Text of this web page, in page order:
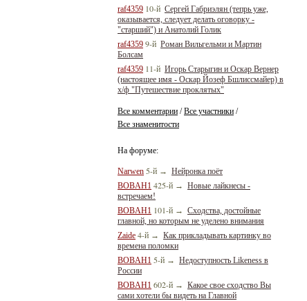
raf4359 10-й Сергей Габриэлян (тепрь уже,
оказывается, следует делать оговорку -
"старший") и Анатолий Голик
raf4359 9-й Роман Вильгельми и Мартин
Болсам
raf4359 11-й Игорь Старыгин и Оскар Вернер
(настоящее имя - Оскар Йозеф Бшлиссмайер) в
х/ф "Путешествие проклятых"
Все комментарии /Все участники /
Все знаменитости
На форуме:
Narwen 5-й → Нейронка поёт
BOBAH1 425-й → Новые лайкнесы -
встречаем!
BOBAH1 101-й → Сходства, достойные
главной, но которым не уделено внимания
Zaide 4-й → Как прикладывать картинку во
времена поломки
BOBAH1 5-й → Недоступность Likeness в
России
BOBAH1 602-й → Какое свое сходство Вы
сами хотели бы видеть на Главной